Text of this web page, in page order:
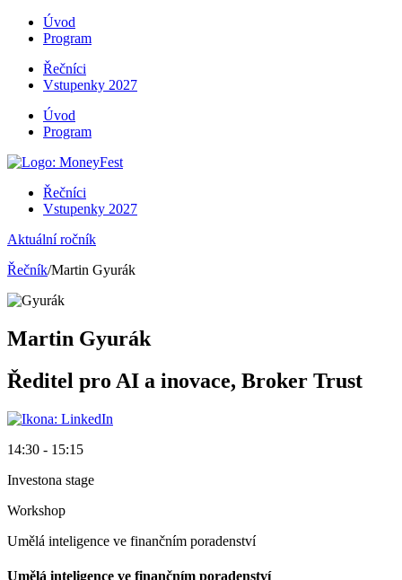
Úvod
Program
Řečníci
Vstupenky 2027
Úvod
Program
Řečníci
Vstupenky 2027
Aktuální ročník
Řečník/Martin Gyurák
Martin Gyurák
Ředitel pro AI a inovace, Broker Trust
14:30 - 15:15
Investona stage
Workshop
Umělá inteligence ve finančním poradenství
Umělá inteligence ve finančním poradenství